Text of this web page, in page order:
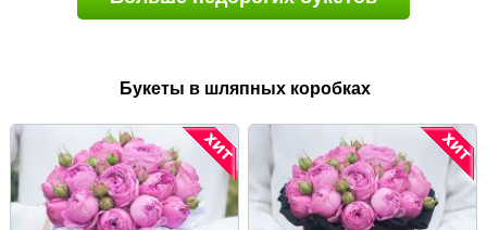
Букеты в шляпных коробках